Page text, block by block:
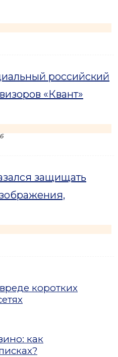
российский
«Квант»
защищать
коротких
как